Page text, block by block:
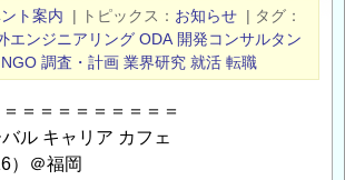
ト案内 | トピックス お知らせ | タグ
エンジニアリング ODA 開発コンサルタン
NGO 調査・計画 業界研究 就活 転職
＝＝＝＝＝＝＝＝＝＝
ル キャリア カフェ
）＠福岡